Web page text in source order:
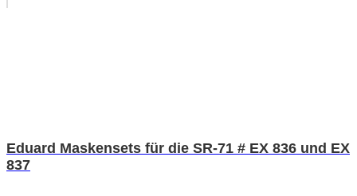
Eduard Maskensets für die SR-71 # EX 836 und EX
837